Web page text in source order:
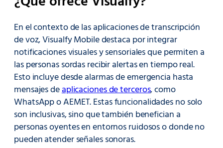
En el contexto de las aplicaciones de transcripción
de voz, Visualfy Mobile destaca por integrar
notificaciones visuales y sensoriales que permiten a
las personas sordas recibir alertas en tiempo real.
Esto incluye desde alarmas de emergencia hasta
mensajes deaplicaciones de terceros, como
WhatsApp o AEMET. Estas funcionalidades no solo
son inclusivas, sino que también benefician a
personas oyentes en entornos ruidosos o donde no
pueden atender señales sonoras.